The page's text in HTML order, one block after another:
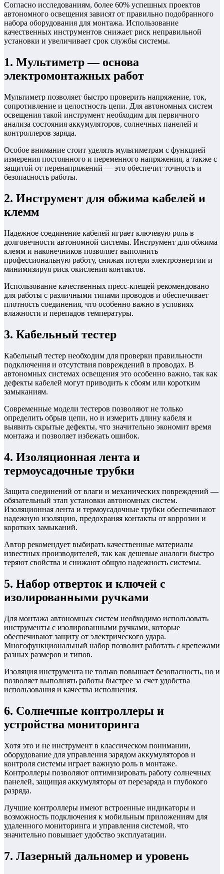
Согласно исследованиям, более 60% успешных проектов
автономного освещения зависят от правильно подобранного
набора оборудования для монтажа. Использование
качественных инструментов снижает риск неправильной
установки и увеличивает срок службы системы.
1. Мультиметр — основа
электромонтажных работ
Мультиметр позволяет быстро проверить напряжение, ток,
сопротивление и целостность цепи. Для автономных систем
освещения такой инструмент необходим для первичного
анализа состояния аккумуляторов, солнечных панелей и
контроллеров заряда.
Особое внимание стоит уделять мультиметрам с функцией
измерения постоянного и переменного напряжения, а также с
защитой от перенапряжений — это обеспечит точность и
безопасность работы.
2. Инструмент для обжима кабелей и
клемм
Надежное соединение кабелей играет ключевую роль в
долговечности автономной системы. Инструмент для обжима
клемм и наконечников позволяет выполнить
профессиональную работу, снижая потери электроэнергии и
минимизируя риск окисления контактов.
Использование качественных пресс-клещей рекомендовано
для работы с различными типами проводов и обеспечивает
плотность соединения, что особенно важно в условиях
влажности и перепадов температуры.
3. Кабельный тестер
Кабельный тестер необходим для проверки правильности
подключения и отсутствия повреждений в проводах. В
автономных системах освещения это особенно важно, так как
дефекты кабелей могут приводить к сбоям или коротким
замыканиям.
Современные модели тестеров позволяют не только
определить обрыв цепи, но и измерить длину кабеля и
выявить скрытые дефекты, что значительно экономит время
монтажа и позволяет избежать ошибок.
4. Изоляционная лента и
термоусадочные трубки
Защита соединений от влаги и механических повреждений —
обязательный этап установки автономных систем.
Изоляционная лента и термоусадочные трубки обеспечивают
надежную изоляцию, предохраняя контакты от коррозии и
коротких замыканий.
Автор рекомендует выбирать качественные материалы
известных производителей, так как дешевые аналоги быстро
теряют свойства и снижают общую надежность системы.
5. Набор отверток и ключей с
изолированными ручками
Для монтажа автономных систем необходимо использовать
инструменты с изолированными ручками, которые
обеспечивают защиту от электрического удара.
Многофункциональный набор позволит работать с крепежами
разных размеров и типов.
Изоляция инструмента не только повышает безопасность, но и
позволяет выполнять работы быстрее за счет удобства
использования и качества исполнения.
6. Солнечные контроллеры и
устройства мониторинга
Хотя это и не инструмент в классическом понимании,
оборудование для управления зарядом аккумуляторов и
контроля системы играет важную роль в монтаже.
Контроллеры позволяют оптимизировать работу солнечных
панелей, защищая аккумуляторы от перезаряда и глубокого
разряда.
Лучшие контроллеры имеют встроенные индикаторы и
возможность подключения к мобильным приложениям для
удаленного мониторинга и управления системой, что
значительно повышает удобство эксплуатации.
7. Лазерный дальномер и уровень